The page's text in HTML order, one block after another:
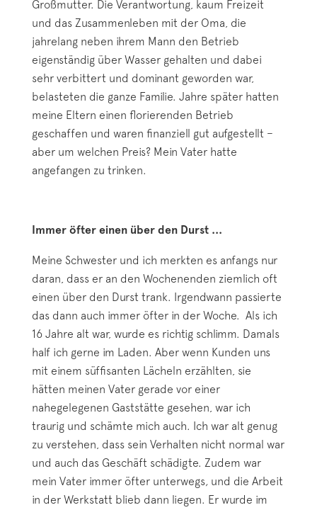
Großmutter. Die Verantwortung, kaum Freizeit
und das Zusammenleben mit der Oma, die
jahrelang neben ihrem Mann den Betrieb
eigenständig über Wasser gehalten und dabei
sehr verbittert und dominant geworden war,
belasteten die ganze Familie. Jahre später hatten
meine Eltern einen florierenden Betrieb
geschaffen und waren finanziell gut aufgestellt –
aber um welchen Preis? Mein Vater hatte
angefangen zu trinken.
Immer öfter einen über den Durst ...
Meine Schwester und ich merkten es anfangs nur
daran, dass er an den Wochenenden ziemlich oft
einen über den Durst trank. Irgendwann passierte
das dann auch immer öfter in der Woche. Als ich
16 Jahre alt war, wurde es richtig schlimm. Damals
half ich gerne im Laden. Aber wenn Kunden uns
mit einem süffisanten Lächeln erzählten, sie
hätten meinen Vater gerade vor einer
nahegelegenen Gaststätte gesehen, war ich
traurig und schämte mich auch. Ich war alt genug
zu verstehen, dass sein Verhalten nicht normal war
und auch das Geschäft schädigte. Zudem war
mein Vater immer öfter unterwegs, und die Arbeit
in der Werkstatt blieb dann liegen. Er wurde im